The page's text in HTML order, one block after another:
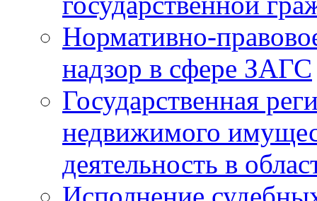
Нормативно-
надзор в сфере ЗАГС
Государственная
недвижимого
деятельность в